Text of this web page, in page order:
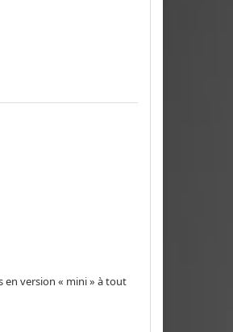
version « mini » à tout